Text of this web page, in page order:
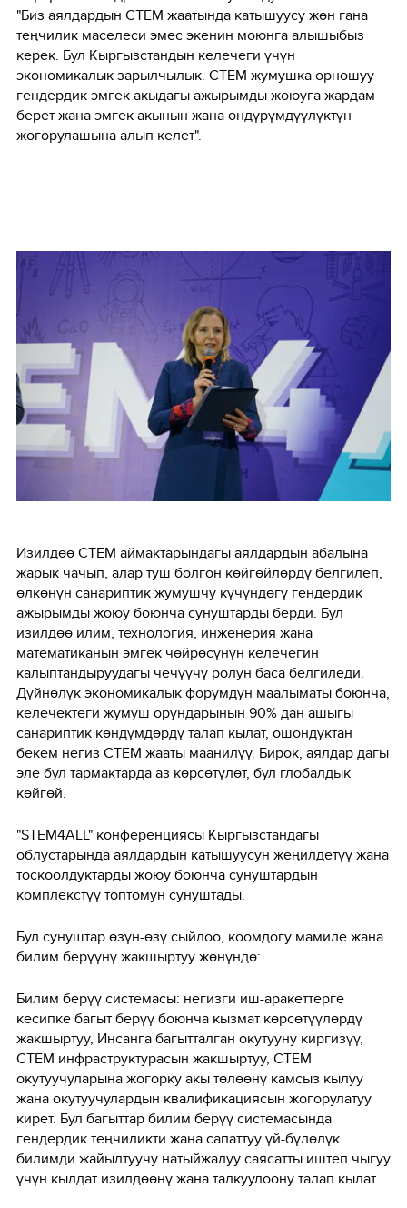
"Биз аялдардын СТЕМ жаатында катышуусу жөн гана
теңчилик маселеси эмес экенин моюнга алышыбыз
керек. Бул Кыргызстандын келечеги үчүн
экономикалык зарылчылык. СТЕМ жумушка орношуу
гендердик эмгек акыдагы ажырымды жоюуга жардам
берет жана эмгек акынын жана өндүрүмдүүлүктүн
жогорулашына алып келет".
Изилдөө СТЕМ аймактарындагы аялдардын абалына
жарык чачып, алар туш болгон көйгөйлөрдү белгилеп,
өлкөнүн санариптик жумушчу күчүндөгү гендердик
ажырымды жоюу боюнча сунуштарды берди. Бул
изилдөө илим, технология, инженерия жана
математиканын эмгек чөйрөсүнүн келечегин
калыптандыруудагы чечүүчү ролун баса белгиледи.
Дүйнөлүк экономикалык форумдун маалыматы боюнча,
келечектеги жумуш орундарынын 90% дан ашыгы
санариптик көндүмдөрдү талап кылат, ошондуктан
бекем негиз СТЕМ жааты маанилүү. Бирок, аялдар дагы
эле бул тармактарда аз көрсөтүлөт, бул глобалдык
көйгөй.
"STEM4ALL" конференциясы Кыргызстандагы
облустарында аялдардын катышуусун жеңилдетүү жана
тоскоолдуктарды жоюу боюнча сунуштардын
комплекстүү топтомун сунуштады.
Бул сунуштар өзүн-өзү сыйлоо, коомдогу мамиле жана
билим берүүнү жакшыртуу жөнүндө:
Билим берүү системасы: негизги иш-аракеттерге
кесипке багыт берүү боюнча кызмат көрсөтүүлөрдү
жакшыртуу, Инсанга багытталган окутууну киргизүү,
СТЕМ инфраструктурасын жакшыртуу, СТЕМ
окутуучуларына жогорку акы төлөөнү камсыз кылуу
жана окутуучулардын квалификациясын жогорулатуу
кирет. Бул багыттар билим берүү системасында
гендердик теңчиликти жана сапаттуу үй-бүлөлүк
билимди жайылтуучу натыйжалуу саясатты иштеп чыгуу
үчүн кылдат изилдөөнү жана талкуулоону талап кылат.